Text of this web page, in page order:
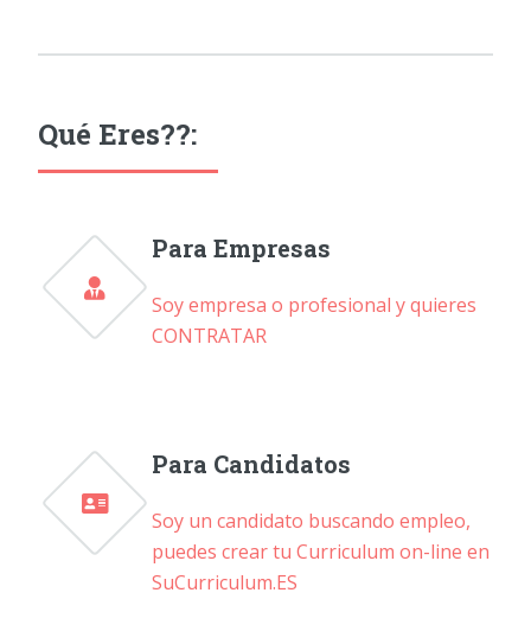
Qué Eres??:
Para Empresas
Soy empresa o profesional y quieres
CONTRATAR
Para Candidatos
Soy un candidato buscando empleo,
puedes crear tu Curriculum on-line en
SuCurriculum.ES